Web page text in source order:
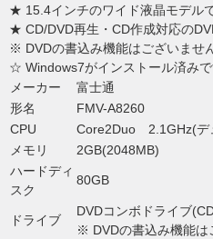
★ 15.4インチのワイド液晶モデルで
★ CD/DVD再生・CD作成対応の
※ DVDの書込み機能はございません
☆ Windows7がインストール済みで
メーカー
富士通
形名
FMV-A8260
CPU
Core2Duo 2.1GHz(デ
メモリ
2GB(2048MB)
ハードディ
スク
80GB
ドライブ
DVDコンボドライブ
※ DVDの書込み機能は